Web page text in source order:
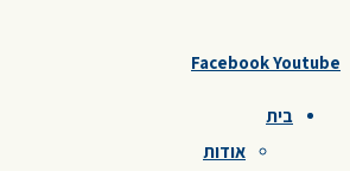
FacebookYoutube
בית
אודות